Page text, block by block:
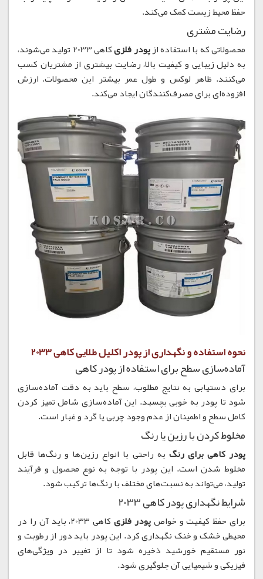
حفظ محیط زیست کمک می‌کند.
رضایت مشتری
محصولاتی که با استفاده ازپودر فلزی
کاهی 2033 تولید می‌شوند،
به دلیل زیبایی و کیفیت بالا، رضایت بیشتری از مشتریان کسب
می‌کنند. ظاهر لوکس و طول عمر بیشتر این محصولات، ارزش
افزوده‌ای برای مصرف‌کنندگان ایجاد می‌کند.
نحوه استفاده و نگهداری از پودر اکلیل طلایی کاهی 2033
آماده‌سازی سطح برای استفاده از پودر کاهی
برای دستیابی به نتایج مطلوب، سطح باید به دقت آماده‌سازی
شود تا پودر به خوبی بچسبد. این آماده‌سازی شامل تمیز کردن
کامل سطح و اطمینان از عدم وجود چربی یا گرد و غبار است.
مخلوط کردن با رزین یا رنگ
پودر کاهی برای رنگ به راحتی با انواع رزین‌ها و رنگ‌ها قابل
مخلوط شدن است. این پودر با توجه به نوع محصول و فرآیند
تولید، می‌تواند به نسبت‌های مختلف با رنگ‌ها ترکیب شود.
شرایط نگهداری پودر کاهی 2033
برای حفظ کیفیت و خواصپودر فلزی
کاهی 2033، باید آن را در
محیطی خشک و خنک نگهداری کرد. این پودر باید دور از رطوبت و
نور مستقیم خورشید ذخیره شود تا از تغییر در ویژگی‌های
فیزیکی و شیمیایی آن جلوگیری شود.